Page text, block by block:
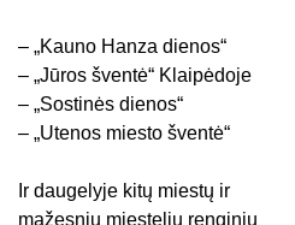
– „Kauno Hanza dienos“
– „Jūros šventė“ Klaipėdoje
– „Sostinės dienos“
– „Utenos miesto šventė“
Ir daugelyje kitų miestų ir
mažesnių miestelių renginių